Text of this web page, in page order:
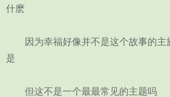
什麽
因为幸福好像并不是这个故事的主
是
但这不是一个最最常见的主题吗